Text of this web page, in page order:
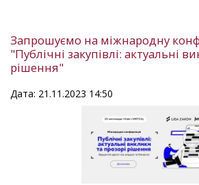
Запрошуємо на міжнародну
"Публічні закупівлі: актуальні
рішення"
Дата: 21.11.2023 14:50